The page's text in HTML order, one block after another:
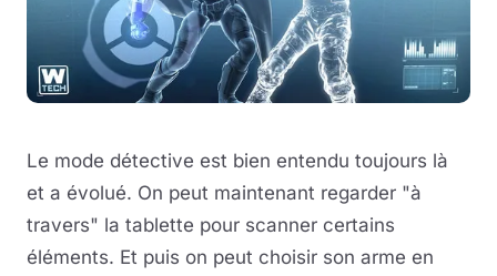
Le mode détective est bien entendu toujours là
et a évolué. On peut maintenant regarder "à
travers" la tablette pour scanner certains
éléments. Et puis on peut choisir son arme en